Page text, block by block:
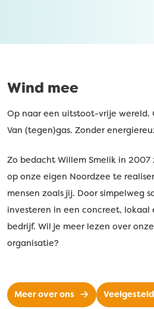
Wind mee
Op naar een uitstoot-vrije wereld.
Van (tegen)gas. Zonder
Zo bedacht Willem Smelik in
op onze eigen Noordzee te
mensen zoals jij. Door simpelweg
investeren in een concreet,
bedrijf. Wil je meer lezen over
organisatie?
Meer over ons